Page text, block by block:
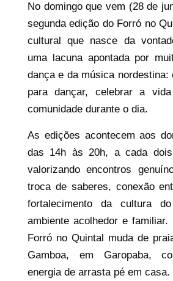
No domingo que vem (28 de
segunda edição do Forró no
cultural que nasce da
uma lacuna apontada por
dança e da música
para dançar, celebrar a
comunidade durante o dia.
As edições acontecem aos
das 14h às 20h, a cada
valorizando encontros
troca de saberes, conexão
fortalecimento da cultura
ambiente acolhedor e
Forró no Quintal muda de
Gamboa, em Garopaba,
energia de arrasta pé em casa.